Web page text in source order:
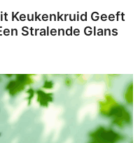
Keukenkruid Geeft
Stralende Glans